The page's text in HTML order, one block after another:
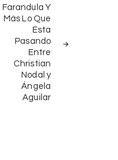
POST
Farandula Y
Màs Lo Que
Esta
Pasando
Entre
Christian
Nodal y
Ángela
Aguilar